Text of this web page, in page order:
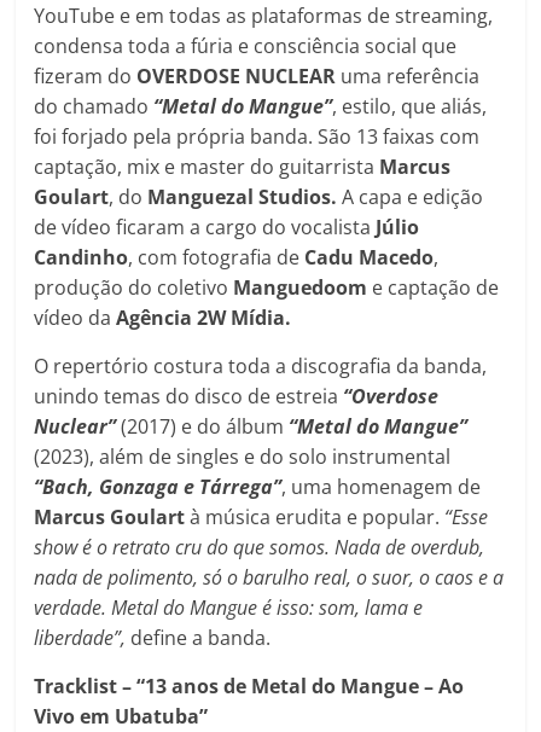
YouTube e em todas as plataformas de streaming,
condensa toda a fúria e consciência social que
fizeram do OVERDOSE NUCLEAR uma referência
do chamado “Metal do Mangue”, estilo, que aliás,
foi forjado pela própria banda. São 13 faixas com
captação, mix e master do guitarrista Marcus
Goulart, do Manguezal Studios. A capa e edição
de vídeo ficaram a cargo do vocalista Júlio
Candinho, com fotografia de Cadu Macedo,
produção do coletivo Manguedoom e captação de
vídeo daAgência 2W Mídia.
O repertório costura toda a discografia da banda,
unindo temas do disco de estreia “Overdose
Nuclear”(2017) e do álbum “Metal do Mangue”
(2023), além de singles e do solo instrumental
“Bach, Gonzaga e Tárrega”, uma homenagem de
Marcus Goulartà música erudita e popular. “Esse
show é o retrato cru do que somos. Nada de overdub,
nada de polimento, só o barulho real, o suor, o caos e a
verdade. Metal do Mangue é isso: som, lama e
liberdade”, define a banda.
Tracklist – “13 anos de Metal do Mangue – Ao
Vivo em Ubatuba”